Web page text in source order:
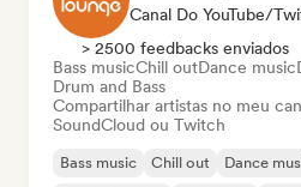
Canal Do YouTube/
> 2500 feedbacks enviados
Bass musicChill outDance music
Drum and Bass
Compartilhar artistas no meu
SoundCloud ou Twitch
Bass music Chill out Dance